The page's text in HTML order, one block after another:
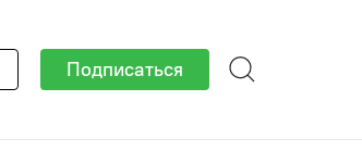
Подписаться